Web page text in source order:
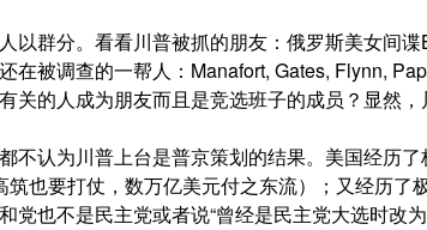
以群分。看看川普被抓的朋友：俄罗斯美女间
在被调查的一帮人：Manafort, Gates, Flynn,
关的人成为朋友而且是竞选班子的成员？显然，
不认为川普上台是普京策划的结果。美国经历
筑也要打仗，数万亿美元付之东流）；又经历了
党也不是民主党或者说“曾经是民主党大选时改